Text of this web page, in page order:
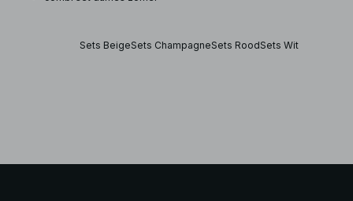
Sets BeigeSets ChampagneSets RoodSets Wit